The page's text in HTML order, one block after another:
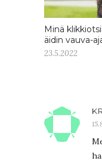
Minä
äidin vauva-
23.5.2022